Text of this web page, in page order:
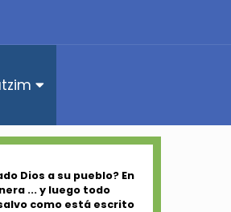
Dios a su pueblo? En
... y luego todo
salvo como está escrito